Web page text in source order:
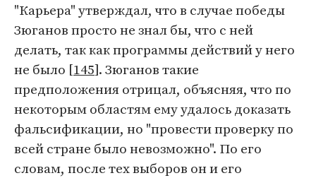
"Карьера" утверждал, что в случае победы
Зюганов просто не знал бы, что с ней
делать, так как программы действий у него
не было [145]. Зюганов такие
предположения отрицал, объясняя, что по
некоторым областям ему удалось доказать
фальсификации, но "провести проверку по
всей стране было невозможно". По его
словам, после тех выборов он и его